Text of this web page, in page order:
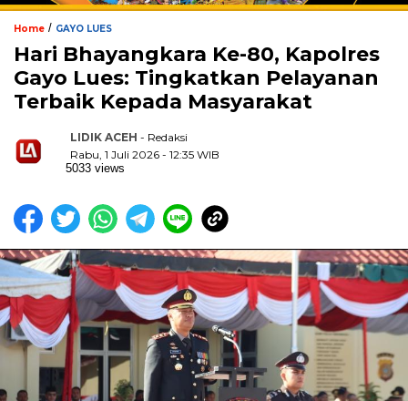
Home / GAYO LUES
Hari Bhayangkara Ke-80, Kapolres
Gayo Lues: Tingkatkan Pelayanan
Terbaik Kepada Masyarakat
LIDIK ACEH - Redaksi
Rabu, 1 Juli 2026 - 12:35 WIB
5033 views